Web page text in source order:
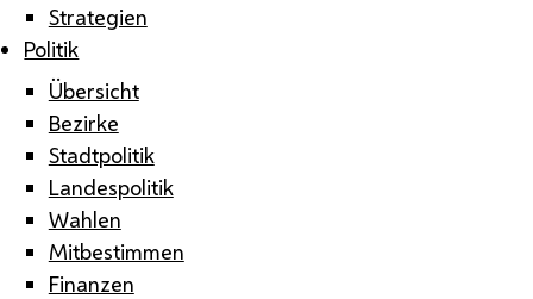
Strategien
Politik
Übersicht
Bezirke
Stadtpolitik
Landespolitik
Wahlen
Mitbestimmen
Finanzen